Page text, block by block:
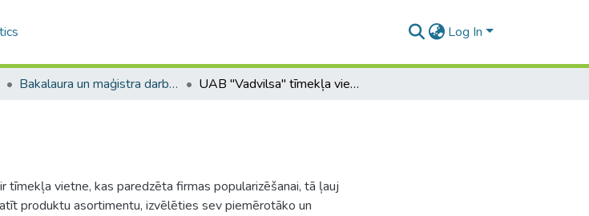
Log In
Bakalaura un maģistra darbi (EZTF) / Bachelor's and Master's theses UAB "Vadvilsa" tīmekļa vietne
tīmekļa vietne, kas paredzēta firmas popularizēšanai, tā ļauj
produktu asortimentu, izvēlēties sev piemērotāko un